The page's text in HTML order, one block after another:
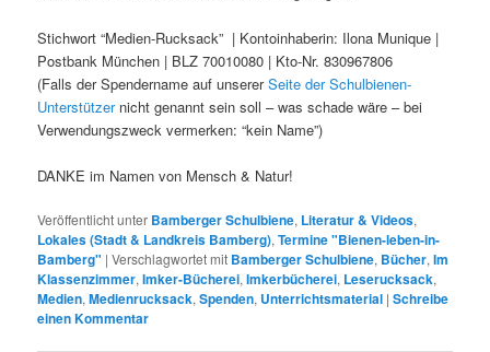
Stichwort “Medien-Rucksack” | Kontoinhaberin: Ilona Munique |
Postbank München | BLZ 70010080 | Kto-Nr. 830967806
(Falls der Spendername auf unsererSeite der Schulbienen-
Unterstützernicht genannt sein soll – was schade wäre – bei
Verwendungszweck vermerken: “kein Name”)
DANKE im Namen von Mensch & Natur!
Veröffentlicht unter Bamberger Schulbiene, Literatur & Videos,
Lokales (Stadt & Landkreis Bamberg),Termine "Bienen-leben-in-
Bamberg" |Verschlagwortet mit Bamberger Schulbiene, Bücher,Im
Klassenzimmer,Imker-Bücherei,Imkerbücherei, Leserucksack,
Medien,Medienrucksack,Spenden, Unterrichtsmaterial |Schreibe
einen Kommentar